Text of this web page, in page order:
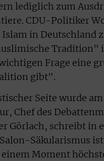
lediglich zum
CDU-Politiker
Islam in Deutschland
Tradition"
Frage eine
gibt".
Seite wurde
Chef des
Görlach, schreibt in
Säkularismus
Moment